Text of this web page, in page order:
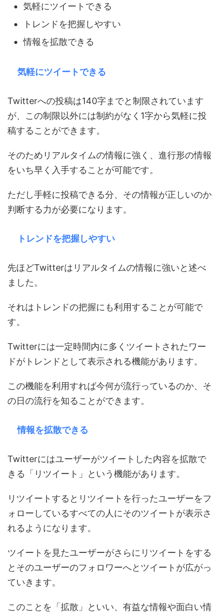
気軽にツイートできる
トレンドを把握しやすい
情報を拡散できる
気軽にツイートできる
Twitterへの投稿は140字までと制限されています
が、この制限以外には制約がなく1字から気軽に投
稿することができます。
そのためリアルタイムの情報に強く、進行形の情報
をいち早く入手することが可能です。
ただし手軽に投稿できる分、その情報が正しいのか
判断する力が必要になります。
トレンドを把握しやすい
先ほどTwitterはリアルタイムの情報に強いと述べ
ました。
それはトレンドの把握にも利用することが可能で
す。
Twitterには一定時間内に多くツイートされたワー
ドがトレンドとして表示される機能があります。
この機能を利用すれば今何が流行っているのか、そ
の日の流行を知ることができます。
情報を拡散できる
Twitterにはユーザーがツイートした内容を拡散で
きる「リツイート」という機能があります。
リツイートするとリツイートを行ったユーザーをフ
ォローしているすべての人にそのツイートが表示さ
れるようになります。
ツイートを見たユーザーがさらにリツイートをする
とそのユーザーのフォロワーへとツイートが広がっ
ていきます。
このことを「拡散」といい、有益な情報や面白い情